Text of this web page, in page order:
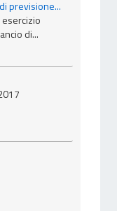
previsione...
di...